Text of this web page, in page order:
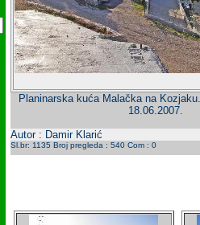
Planinarska kuća Malačka na
18.06.2007.
Autor : Damir Klarić
Sl.br: 1135 Broj pregleda : 540 Com : 0